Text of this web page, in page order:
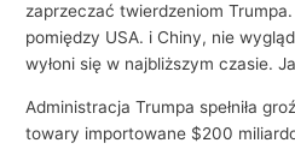
zaprzeczać twierdzeniom
pomiędzy USA. i Chiny, nie
wyłoni się w najbliższym czasie.
Administracja Trumpa spełniła
towary importowane $200
s
i